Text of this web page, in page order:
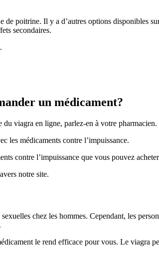
poitrine. Il y a d’autres options disponibles
secondaires.
un médicament?
du viagra en ligne, parlez-en à votre pharmacien.
les médicaments contre l’impuissance.
contre l’impuissance que vous pouvez
notre site.
chez les hommes. Cependant, les
le rend efficace pour vous. Le viagra